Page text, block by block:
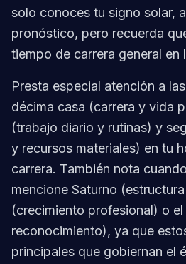
solo conoces tu signo solar,
pronóstico, pero recuerda
tiempo de carrera general en
Presta especial atención a
décima casa (carrera y vida
(trabajo diario y rutinas) y
y recursos materiales) en tu
carrera. También nota
mencione Saturno
(crecimiento profesional) o
reconocimiento), ya que
principales que gobiernan el